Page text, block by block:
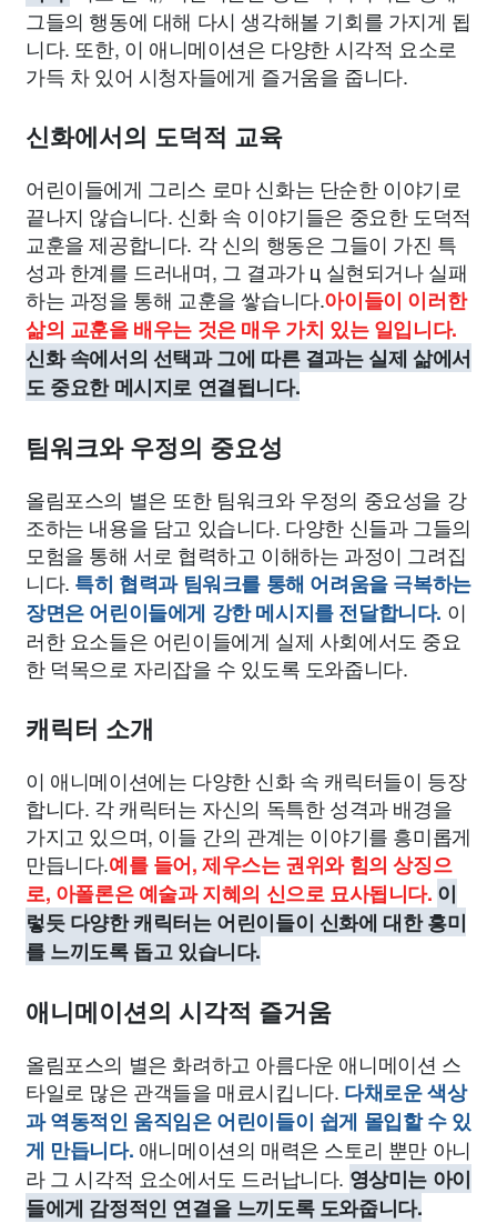
그들의 행동에 대해 다시 생각해볼 기회를 가지게 됩
니다. 또한, 이 애니메이션은 다양한 시각적 요소로
가득 차 있어 시청자들에게 즐거움을 줍니다.
신화에서의 도덕적 교육
어린이들에게 그리스 로마 신화는 단순한 이야기로
끝나지 않습니다. 신화 속 이야기들은 중요한 도덕적
교훈을 제공합니다. 각 신의 행동은 그들이 가진 특
성과 한계를 드러내며, 그 결과가 ц 실현되거나 실패
하는 과정을 통해 교훈을 쌓습니다.아이들이 이러한
삶의 교훈을 배우는 것은 매우 가치 있는 일입니다.
신화 속에서의 선택과 그에 따른 결과는 실제 삶에서
도 중요한 메시지로 연결됩니다.
팀워크와 우정의 중요성
올림포스의 별은 또한 팀워크와 우정의 중요성을 강
조하는 내용을 담고 있습니다. 다양한 신들과 그들의
모험을 통해 서로 협력하고 이해하는 과정이 그려집
니다. 특히 협력과 팀워크를 통해 어려움을 극복하는
장면은 어린이들에게 강한 메시지를 전달합니다. 이
러한 요소들은 어린이들에게 실제 사회에서도 중요
한 덕목으로 자리잡을 수 있도록 도와줍니다.
캐릭터 소개
이 애니메이션에는 다양한 신화 속 캐릭터들이 등장
합니다. 각 캐릭터는 자신의 독특한 성격과 배경을
가지고 있으며, 이들 간의 관계는 이야기를 흥미롭게
만듭니다.예를 들어, 제우스는 권위와 힘의 상징으
로, 아폴론은 예술과 지혜의 신으로 묘사됩니다. 이
렇듯 다양한 캐릭터는 어린이들이 신화에 대한 흥미
를 느끼도록 돕고 있습니다.
애니메이션의 시각적 즐거움
올림포스의 별은 화려하고 아름다운 애니메이션 스
타일로 많은 관객들을 매료시킵니다. 다채로운 색상
과 역동적인 움직임은 어린이들이 쉽게 몰입할 수 있
게 만듭니다. 애니메이션의 매력은 스토리 뿐만 아니
라 그 시각적 요소에서도 드러납니다. 영상미는 아이
들에게 감정적인 연결을 느끼도록 도와줍니다.